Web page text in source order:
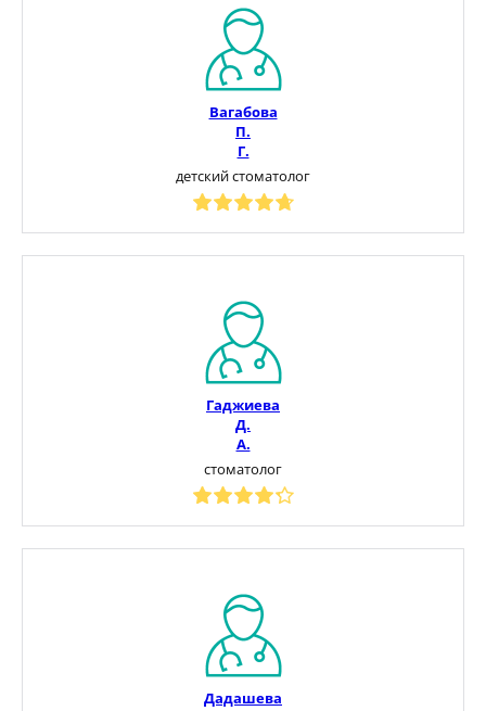
Вагабова
П.
Г.
детский стоматолог
Гаджиева
Д.
А.
стоматолог
Дадашева